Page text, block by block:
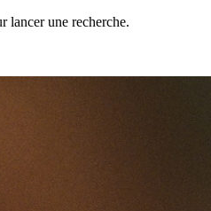
lancer une recherche.